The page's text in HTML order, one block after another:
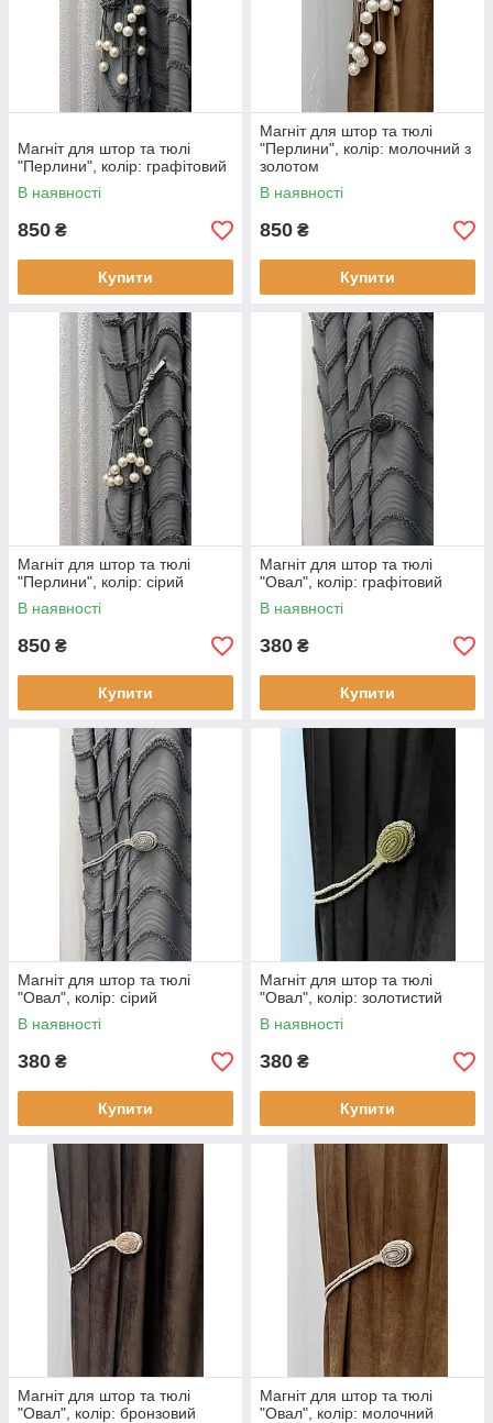
Магніт для штор та тюлі
"Перлини", колір: графітовий
В наявності
850 ₴
Купити
Магніт для штор та тюлі
"Перлини", колір: молочний з
золотом
В наявності
850 ₴
Купити
Магніт для штор та тюлі
"Перлини", колір: сірий
В наявності
850 ₴
Купити
Магніт для штор та тюлі
"Овал", колір: графітовий
В наявності
380 ₴
Купити
Магніт для штор та тюлі
"Овал", колір: сірий
В наявності
380 ₴
Купити
Магніт для штор та тюлі
"Овал", колір: золотистий
В наявності
380 ₴
Купити
Магніт для штор та тюлі
"Овал", колір: бронзовий
Магніт для штор та тюлі
"Овал", колір: молочний